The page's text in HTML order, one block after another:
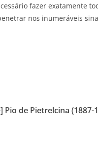
fazer exatamente
nos inumeráveis
Pio de Pietrelcina (1887-